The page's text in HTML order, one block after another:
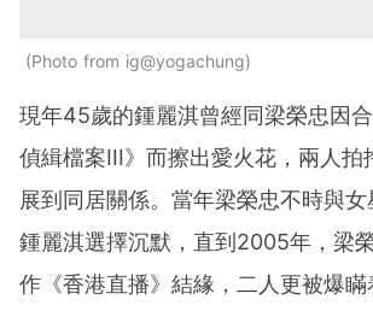
Photo from ig@yogachung
現年45歲的鍾麗淇曾經同梁榮忠因
偵緝檔案III》而擦出愛火花，兩人拍
展到同居關係。當年梁榮忠不時與
鍾麗淇選擇沉默，直到2005年，梁
作《香港直播》結緣，二人更被爆